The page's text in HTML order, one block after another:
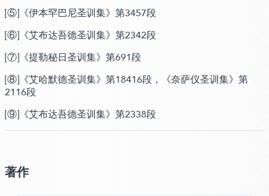
[⑤] 《伊本罕巴尼圣训集》第3457段
[⑥] 《艾布达吾德圣训集》第2342段
[⑦] 《提勒秘日圣训集》第691段
[⑧] 《艾哈默德圣训集》第18416段，《奈萨仪圣训集》第
2116段
[⑨] 《艾布达吾德圣训集》第2338段
著作